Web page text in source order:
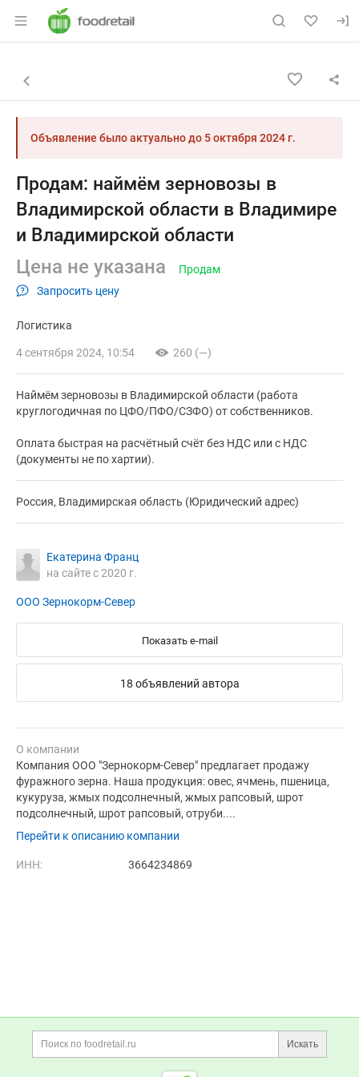
Раздел навигации по сайту
Объявление: Продам: наймём
Навигация и управление объявлением
Назад к списку объявлений
Объявление было актуально до 5 октября 2024 г.
Продам: наймём зерновозы в
Владимирской области в Владимире
и Владимирской области
Цена не указана
Запросить цену
Продам
Логистика
4 сентября 2024, 10:54 260 (—)
Наймём зерновозы в Владимирской области (работа
круглогодичная по ЦФО/ПФО/СЗФО) от собственников.
Оплата быстрая на расчётный счёт без НДС или с НДС
(документы не по хартии).
Россия, Владимирская область (Юридический адрес)
Екатерина Франц
на сайте с 2020 г.
ООО Зернокорм-Север
Показать e-mail
18 объявлений автора
О компании
Компания ООО "Зернокорм-Север" предлагает продажу
фуражного зерна. Наша продукция: овес, ячмень, пшеница,
кукуруза, жмых подсолнечный, жмых рапсовый, шрот
подсолнечный, шрот рапсовый, отруби....
Перейти к описанию компании
ИНН: 3664234869
Дополнительная информация
Поиск по сайту и
Искать